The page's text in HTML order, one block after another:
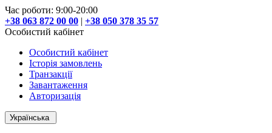
Час роботи: 9:00-20:00
+38 063 872 00 00 | +38 050 378 35 57
Особистий кабінет
Особистий кабінет
Історія замовлень
Транзакції
Завантаження
Авторизація
Українська